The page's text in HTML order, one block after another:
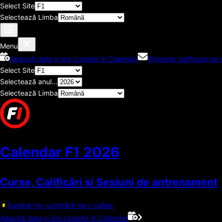
Select Site
Selectează Limba
Menu
Adaugă data și ora curselor în Calendar
Primește notificare pe
Select Site
Selectează anul...
Selectează Limba
Calendar F1 2026
Curse, Calificări și Sesiuni de antrenament
Susține-ne, cumpără-ne o cafea.
Adaugă data și ora curselor în Calendar